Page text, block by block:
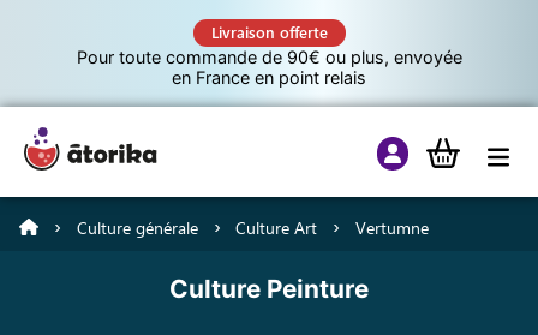
Livraison offerte
Pour toute commande de 90€ ou plus, envoyée
en France en point relais
Jeux éducatifs
Culture générale Culture Art Vertumne
Culture Peinture